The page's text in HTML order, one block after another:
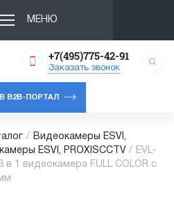
МЕНЮ
+7(495)775-42-91
Заказать звонок
B2B-ПОРТАЛ
/
Видеокамеры ESVI,
ESVI, PROXISCCTV /
EVL-
в 1 видеокамера FULL COLOR с